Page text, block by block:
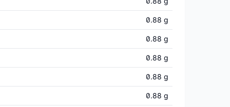
0.88 g
0.88 g
0.88 g
0.88 g
0.88 g